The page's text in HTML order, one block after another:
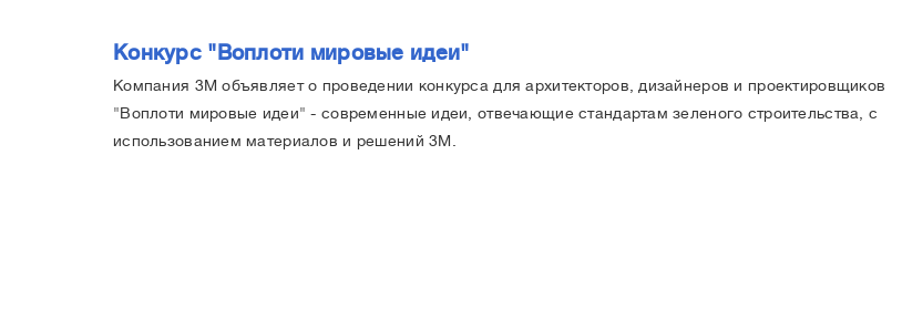
Конкурс "Воплоти мировые идеи"
Компания 3М объявляет о проведении конкурса для архитекторов, дизайнеров и проектировщиков
"Воплоти мировые идеи" - современные идеи, отвечающие стандартам зеленого строительства, с
использованием материалов и решений 3М.